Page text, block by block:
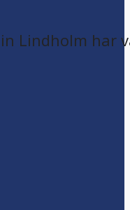
Lindholm har